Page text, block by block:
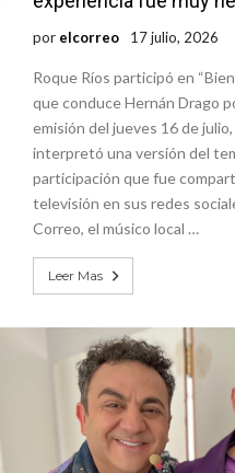
por elcorreo 17 julio, 2026
Roque Ríos participó en
que conduce Hernán Drago
emisión del jueves 16 de
interpretó una versión del
participación que fue
televisión en sus redes
Correo, el músico local …
Leer Mas